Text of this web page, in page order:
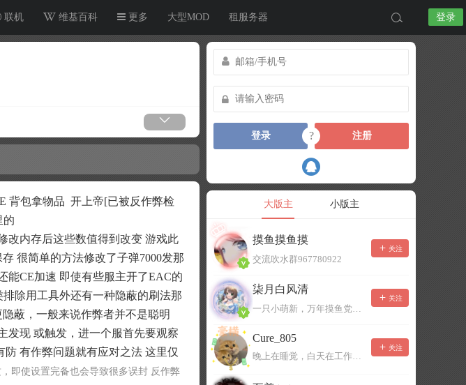
联机 维基百科 更多 大型MOD 租服务器 登录
背包拿物品 开上帝[已被反作弊检
的
改内存后这些数值得到改变 游戏此
很简单的方法修改了子弹7000发那
能CE加速 即使有些服主开了EAC的
除用工具外还有一种隐蔽的刷法那
蔽，一般来说作弊者并不是聪明
发现 或触发，进一个服首先要观察
有作弊问题就有应对之法 这里仅
即使设置完备也会导致很多误封 反作弊
登录 ? 注册
大版主 小版主
摸鱼摸鱼摸
交流吹水群967780922
关注
柒月白风清
一只小萌新，万年摸鱼党！已经脱坑了。。。
关注
Cure_805
晚上在睡觉，白天在工作，不一定能及时回复，有事可以留言！
关注